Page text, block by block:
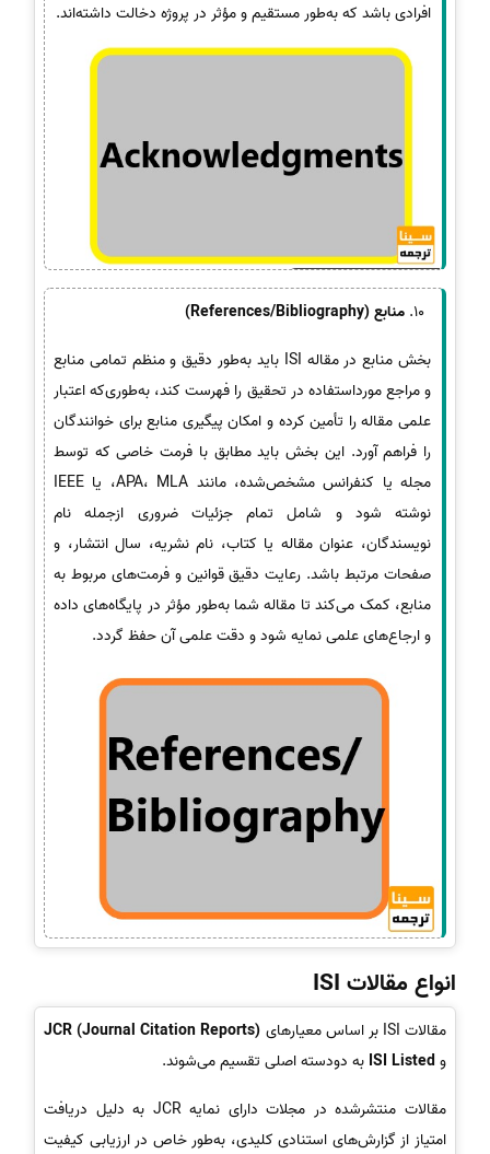
افرادی باشد که به‌طور مستقیم و مؤثر در پروژه دخالت داشته‌اند.
منابع (References/Bibliography)
بخش منابع در مقاله ISI باید به‌طور دقیق و منظم تمامی منابع
و مراجع مورداستفاده در تحقیق را فهرست کند، به‌طوری‌که اعتبار
علمی مقاله را تأمین کرده و امکان پیگیری منابع برای خوانندگان
را فراهم آورد. این بخش باید مطابق با فرمت خاصی که توسط
مجله یا کنفرانس مشخص‌شده، مانند APA، MLA، یا IEEE
نوشته شود و شامل تمام جزئیات ضروری ازجمله نام
نویسندگان، عنوان مقاله یا کتاب، نام نشریه، سال انتشار، و
صفحات مرتبط باشد. رعایت دقیق قوانین و فرمت‌های مربوط به
منابع، کمک می‌کند تا مقاله شما به‌طور مؤثر در پایگاه‌های داده
و ارجاع‌های علمی نمایه شود و دقت علمی آن حفظ گردد.
انواع مقالات ISI
مقالات ISI بر اساس معیارهای
JCR (Journal Citation Reports)
وISI Listed به دودسته اصلی تقسیم می‌شوند.
مقالات منتشرشده در مجلات دارای نمایه JCR به دلیل دریافت
امتیاز از گزارش‌های استنادی کلیدی، به‌طور خاص در ارزیابی کیفیت